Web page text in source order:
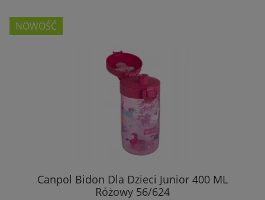
Canpol Bidon Dla Dzieci Junior 400 ML
Różowy 56/624
NOWOŚĆ